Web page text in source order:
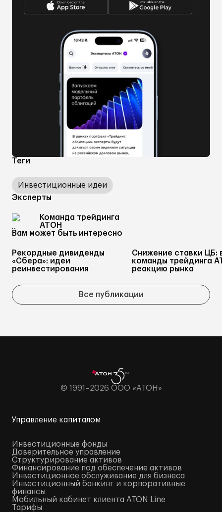
Теги
Инвестиционные идеи
Эксперты
Команда трейдинга
АТОН
Вам может быть интересно
Рекордные дивиденды
«Сбера»: идеи
реинвестирования
Снижение ставки ЦБ:
команды трейдинга
реакцию рынка
Все публикации
© 1991–2026 ООО «АТОН»
Управление капиталом
Инвестиционные фонды
Доверительное управление
Структурирование активов
Финансирование под обеспечение активов
Инвестиционное обслуживание для бизнеса
Инвестиционный банкинг и корпоративные
финансы
Мобильный кабинет клиента ATON Line
Тарифы